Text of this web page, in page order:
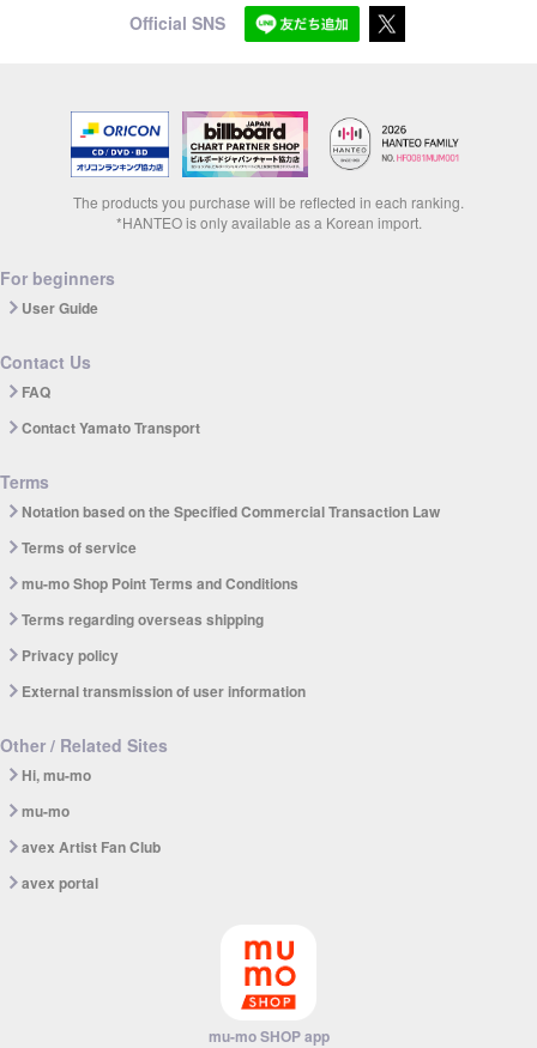
Official SNS
The products you purchase will be reflected in each ranking.
*HANTEO is only available as a Korean import.
For beginners
User Guide
Contact Us
FAQ
Contact Yamato Transport
Terms
Notation based on the Specified Commercial Transaction Law
Terms of service
mu-mo Shop Point Terms and Conditions
Terms regarding overseas shipping
Privacy policy
External transmission of user information
Other / Related Sites
Hi, mu-mo
mu-mo
avex Artist Fan Club
avex portal
mu-mo SHOP app